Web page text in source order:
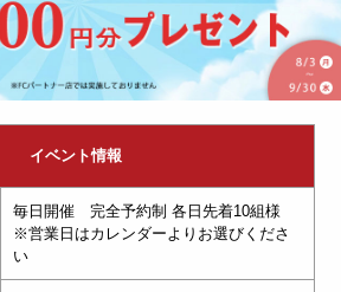
イベント情報
毎日開催 完全予約制 各日先着10組様
※営業日はカレンダーよりお選びくださ
い